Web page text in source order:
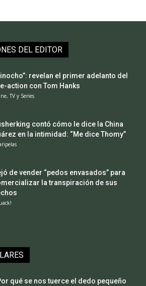
DEL EDITOR
revelan el primer adelanto del
action con Tom Hanks
TV y Series
contó cómo le dice la China
en la intimidad: “Me dice Thomy”
de vender “pedos envasados” para
la transpiración de sus
qué se nos tuerce el dedo pequeño